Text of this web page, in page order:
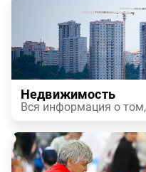
Недвижимость
Вся информация о